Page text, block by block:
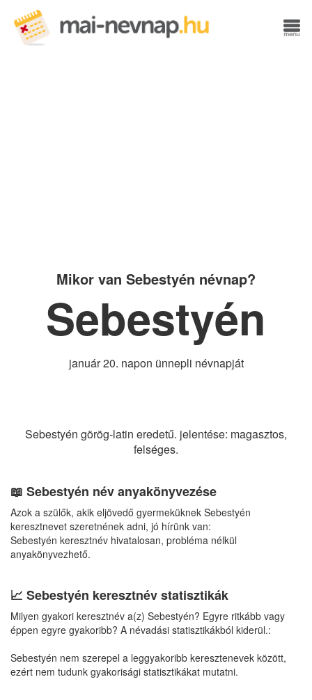
Mikor van Sebestyén névnap?
Sebestyén
január 20. napon ünnepli névnapját
Sebestyén görög-latin eredetű. jelentése: magasztos,
felséges.
📖 Sebestyén név anyakönyvezése
Azok a szülők, akik eljövedő gyermeküknek Sebestyén
keresztnevet szeretnének adni, jó hírünk van:
Sebestyén keresztnév hivatalosan, probléma nélkül
anyakönyvezhető.
📈 Sebestyén keresztnév statisztikák
Milyen gyakori keresztnév a(z) Sebestyén? Egyre ritkább vagy
éppen egyre gyakoribb? A névadási statisztikákból kiderül.:
Sebestyén nem szerepel a leggyakoribb keresztenevek között,
ezért nem tudunk gyakorisági statisztikákat mutatni.